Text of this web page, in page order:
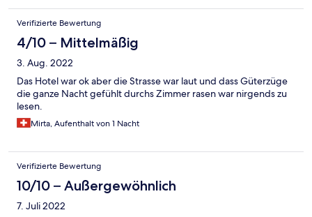
Verifizierte Bewertung
4/10 – Mittelmäßig
3. Aug. 2022
Das Hotel war ok aber die Strasse war laut und dass Güterzüge
die ganze Nacht gefühlt durchs Zimmer rasen war nirgends zu
lesen.
Mirta, Aufenthalt von 1 Nacht
Verifizierte Bewertung
10/10 – Außergewöhnlich
7. Juli 2022